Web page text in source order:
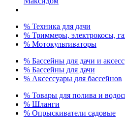
% Техника для дачи
% Триммеры, электрокосы,
% Мотокультиваторы
% Бассейны для дачи и
% Бассейны для дачи
% Аксессуары для бассейнов
% Товары для полива и
% Шланги
% Опрыскиватели садовые